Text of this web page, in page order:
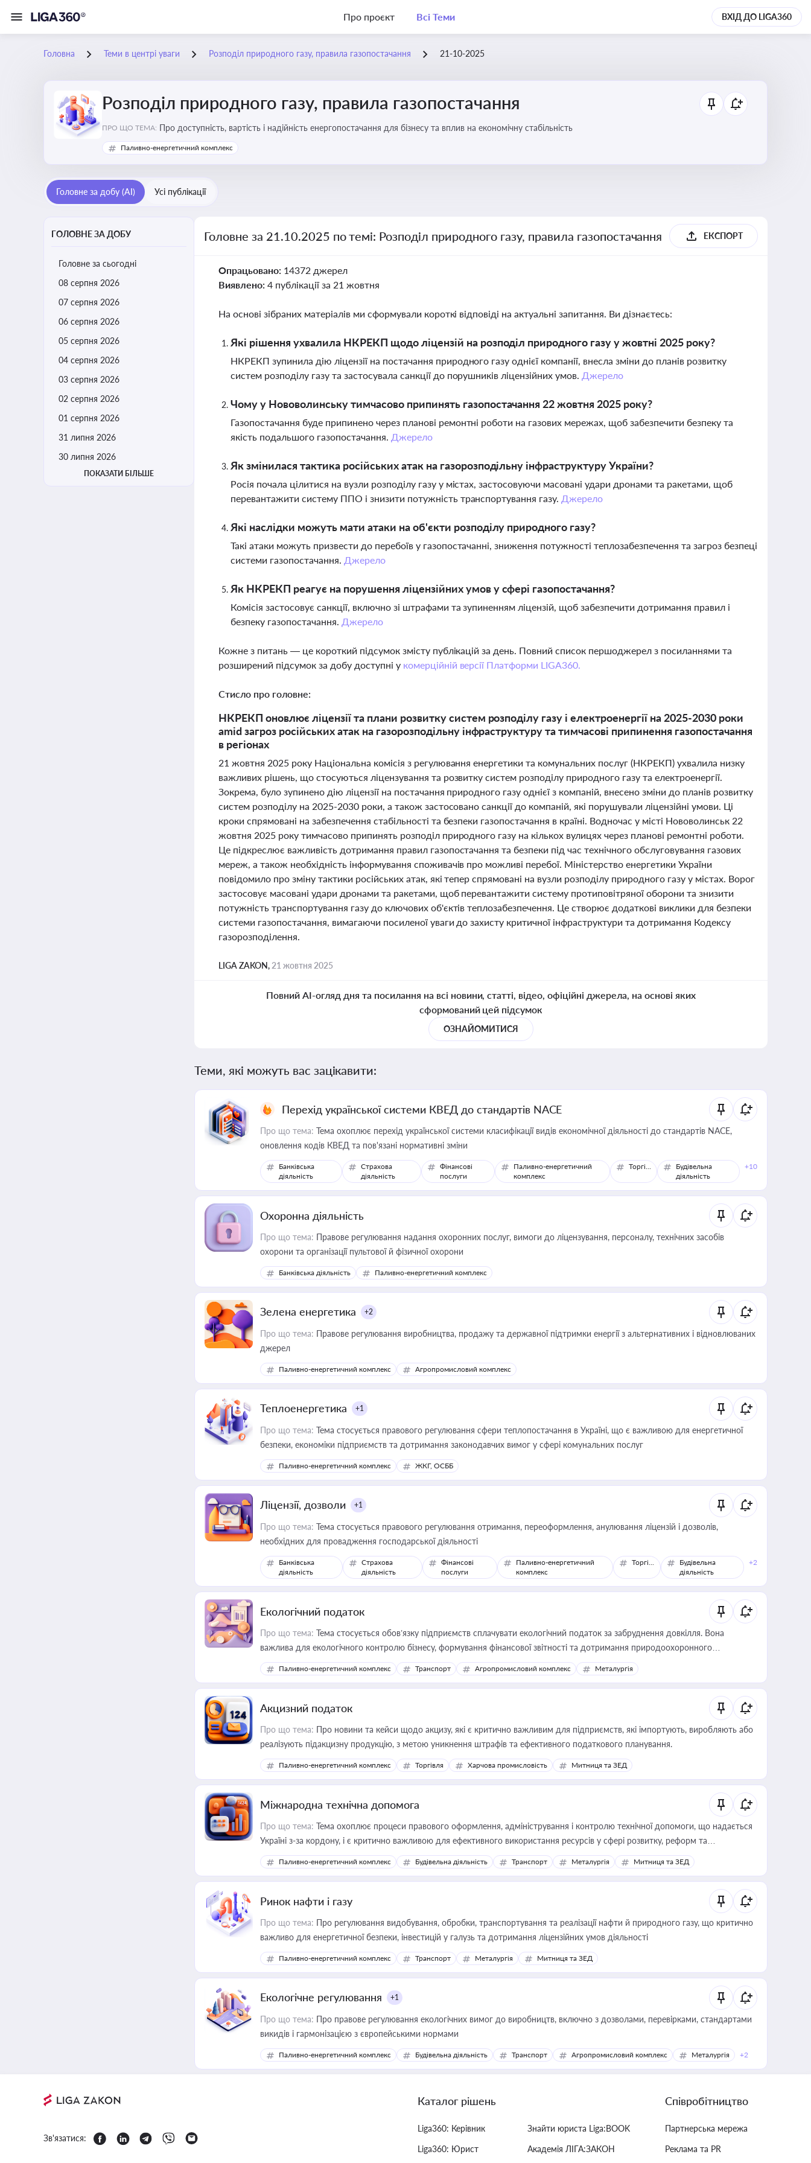
Про проєкт Всі Теми ВХІД ДО LIGA360
Головна Теми в центрі уваги Розподіл природного газу, правила газопостачання 21-10-2025
Розподіл природного газу, правила газопостачання
ПРО ЩО ТЕМА: Про доступність, вартість і надійність енергопостачання для бізнесу та вплив на економічну стабільність
Паливно-енергетичний комплекс
Головне за добу (AI) Усі публікації
ГОЛОВНЕ ЗА ДОБУ
Головне за сьогодні
08 серпня 2026
07 серпня 2026
06 серпня 2026
05 серпня 2026
04 серпня 2026
03 серпня 2026
02 серпня 2026
01 серпня 2026
31 липня 2026
30 липня 2026
ПОКАЗАТИ БІЛЬШЕ
Головне за 21.10.2025 по темі: Розподіл природного газу, правила газопостачання ЕКСПОРТ
Опрацьовано: 14372 джерел
Виявлено: 4 публікації за 21 жовтня
На основі зібраних матеріалів ми сформували короткі відповіді на актуальні запитання. Ви дізнаєтесь:
Які рішення ухвалила НКРЕКП щодо ліцензій на розподіл природного газу у жовтні 2025 року?
НКРЕКП зупинила дію ліцензії на постачання природного газу однієї компанії, внесла зміни до планів розвитку
систем розподілу газу та застосувала санкції до порушників ліцензійних умов. Джерело
Чому у Нововолинську тимчасово припинять газопостачання 22 жовтня 2025 року?
Газопостачання буде припинено через планові ремонтні роботи на газових мережах, щоб забезпечити безпеку та
якість подальшого газопостачання. Джерело
Як змінилася тактика російських атак на газорозподільну інфраструктуру України?
Росія почала цілитися на вузли розподілу газу у містах, застосовуючи масовані удари дронами та ракетами, щоб
перевантажити систему ППО і знизити потужність транспортування газу. Джерело
Які наслідки можуть мати атаки на об'єкти розподілу природного газу?
Такі атаки можуть призвести до перебоїв у газопостачанні, зниження потужності теплозабезпечення та загроз безпеці
системи газопостачання. Джерело
Як НКРЕКП реагує на порушення ліцензійних умов у сфері газопостачання?
Комісія застосовує санкції, включно зі штрафами та зупиненням ліцензій, щоб забезпечити дотримання правил і
безпеку газопостачання. Джерело
Кожне з питань — це короткий підсумок змісту публікацій за день. Повний список першоджерел з посиланнями та
розширений підсумок за добу доступні у комерційній версії Платформи LIGA360.
Стисло про головне:
НКРЕКП оновлює ліцензії та плани розвитку систем розподілу газу і електроенергії на 2025-2030 роки
amid загроз російських атак на газорозподільну інфраструктуру та тимчасові припинення газопостачання
в регіонах
21 жовтня 2025 року Національна комісія з регулювання енергетики та комунальних послуг (НКРЕКП) ухвалила низку
важливих рішень, що стосуються ліцензування та розвитку систем розподілу природного газу та електроенергії.
Зокрема, було зупинено дію ліцензії на постачання природного газу однієї з компаній, внесено зміни до планів розвитку
систем розподілу на 2025-2030 роки, а також застосовано санкції до компаній, які порушували ліцензійні умови. Ці
кроки спрямовані на забезпечення стабільності та безпеки газопостачання в країні. Водночас у місті Нововолинськ 22
жовтня 2025 року тимчасово припинять розподіл природного газу на кількох вулицях через планові ремонтні роботи.
Це підкреслює важливість дотримання правил газопостачання та безпеки під час технічного обслуговування газових
мереж, а також необхідність інформування споживачів про можливі перебої. Міністерство енергетики України
повідомило про зміну тактики російських атак, які тепер спрямовані на вузли розподілу природного газу у містах. Ворог
застосовує масовані удари дронами та ракетами, щоб перевантажити систему протиповітряної оборони та знизити
потужність транспортування газу до ключових об'єктів теплозабезпечення. Це створює додаткові виклики для безпеки
системи газопостачання, вимагаючи посиленої уваги до захисту критичної інфраструктури та дотримання Кодексу
газорозподілення.
LIGA ZAKON, 21 жовтня 2025
Повний AI-огляд дня та посилання на всі новини, статті, відео, офіційні джерела, на основі яких
сформований цей підсумок
ОЗНАЙОМИТИСЯ
Теми, які можуть вас зацікавити:
Перехід української системи КВЕД до стандартів NACE
Про що тема: Тема охоплює перехід української системи класифікації видів економічної діяльності до стандартів NACE,
оновлення кодів КВЕД та пов'язані нормативні зміни
Банківська
діяльність
Страхова
діяльність
Фінансові
послуги
Паливно-енергетичний
комплекс
Торгівля
Будівельна
діяльність
+10
Охоронна діяльність
Про що тема: Правове регулювання надання охоронних послуг, вимоги до ліцензування, персоналу, технічних засобів
охорони та організації пультової й фізичної охорони
Банківська діяльність Паливно-енергетичний комплекс
Зелена енергетика +2
Про що тема: Правове регулювання виробництва, продажу та державної підтримки енергії з альтернативних і відновлюваних
джерел
Паливно-енергетичний комплекс Агропромисловий комплекс
Теплоенергетика +1
Про що тема: Тема стосується правового регулювання сфери теплопостачання в Україні, що є важливою для енергетичної
безпеки, економіки підприємств та дотримання законодавчих вимог у сфері комунальних послуг
Паливно-енергетичний комплекс ЖКГ, ОСББ
Ліцензії, дозволи +1
Про що тема: Тема стосується правового регулювання отримання, переоформлення, анулювання ліцензій і дозволів,
необхідних для провадження господарської діяльності
Банківська
діяльність
Страхова
діяльність
Фінансові
послуги
Паливно-енергетичний
комплекс
Торгівля
Будівельна
діяльність
+2
Екологічний податок
Про що тема: Тема стосується обов’язку підприємств сплачувати екологічний податок за забруднення довкілля. Вона
важлива для екологічного контролю бізнесу, формування фінансової звітності та дотримання природоохоронного
законодавства
Паливно-енергетичний комплекс Транспорт Агропромисловий комплекс Металургія
Акцизний податок
Про що тема: Про новини та кейси щодо акцизу, які є критично важливим для підприємств, які імпортують, виробляють або
реалізують підакцизну продукцію, з метою уникнення штрафів та ефективного податкового планування.
Паливно-енергетичний комплекс Торгівля Харчова промисловість Митниця та ЗЕД
Міжнародна технічна допомога
Про що тема: Тема охоплює процеси правового оформлення, адміністрування і контролю технічної допомоги, що надається
Україні з-за кордону, і є критично важливою для ефективного використання ресурсів у сфері розвитку, реформ та
інфраструктурних проєктів
Паливно-енергетичний комплекс Будівельна діяльність Транспорт Металургія Митниця та ЗЕД
Ринок нафти і газу
Про що тема: Про регулювання видобування, обробки, транспортування та реалізації нафти й природного газу, що критично
важливо для енергетичної безпеки, інвестицій у галузь та дотримання ліцензійних умов діяльності
Паливно-енергетичний комплекс Транспорт Металургія Митниця та ЗЕД
Екологічне регулювання +1
Про що тема: Про правове регулювання екологічних вимог до виробництв, включно з дозволами, перевірками, стандартами
викидів і гармонізацією з європейськими нормами
Паливно-енергетичний комплекс Будівельна діяльність Транспорт Агропромисловий комплекс Металургія +2
Зв'язатися:
Каталог рішень
Liga360: Керівник
Liga360: Юрист
Знайти юриста Liga:BOOK
Академія ЛІГА:ЗАКОН
Співробітництво
Партнерська мережа
Реклама та PR